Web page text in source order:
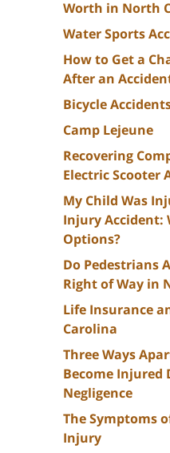
Worth in North
Water Sports
How to Get a
After an
Bicycle
Camp Lejeune
Recovering
Electric Scooter
My Child Was
Injury Accident:
Options?
Do Pedestrians
Right of Way in
Life Insurance
Carolina
Three Ways
Become Injured
Negligence
The Symptoms
Injury